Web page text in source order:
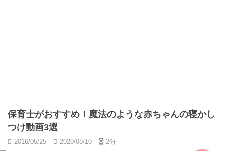
保育士がおすすめ！魔法のような赤ちゃんの寝かし
つけ動画3選
2016/05/25 2020/08/10 2分